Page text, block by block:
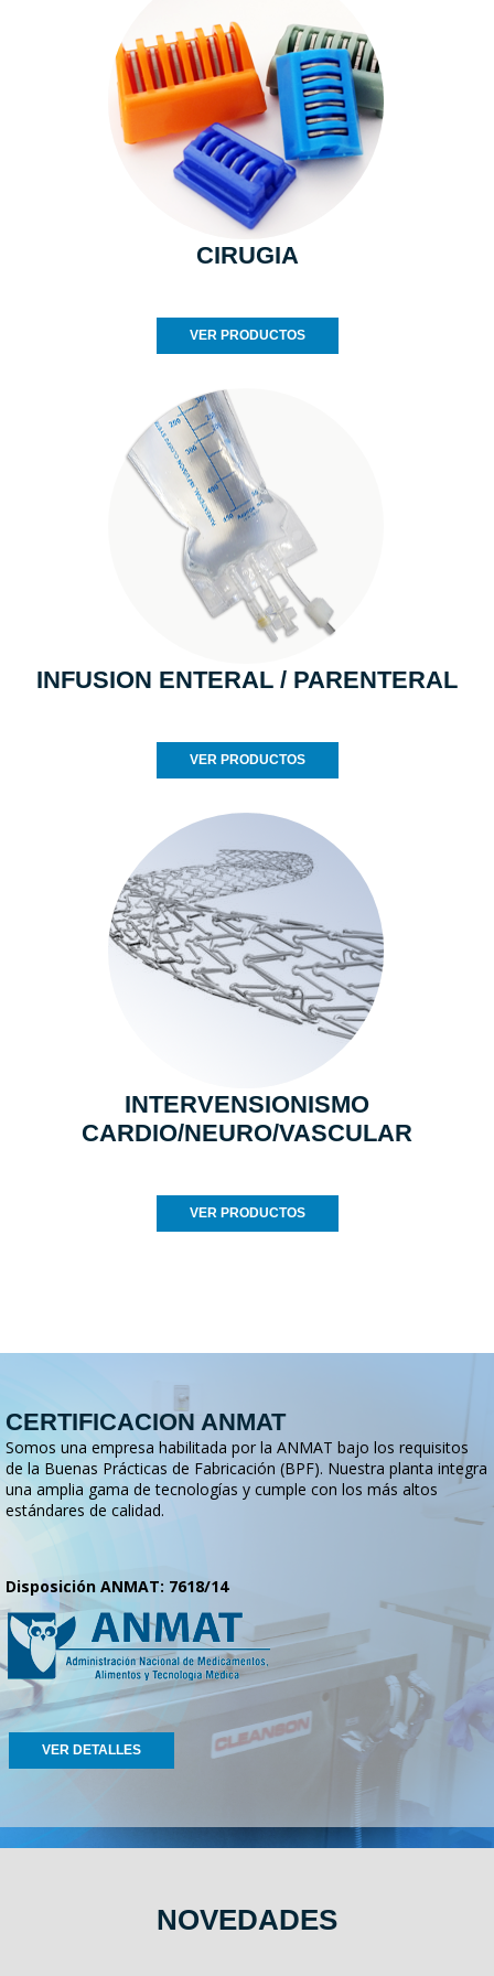
CIRUGIA
VER PRODUCTOS
INFUSION ENTERAL / PARENTERAL
VER PRODUCTOS
INTERVENSIONISMO
CARDIO/NEURO/VASCULAR
VER PRODUCTOS
CERTIFICACION ANMAT
Somos una empresa habilitada por la ANMAT bajo los requisitos
de la Buenas Prácticas de Fabricación (BPF). Nuestra planta integra
una amplia gama de tecnologías y cumple con los más altos
estándares de calidad.
Disposición ANMAT: 7618/14
VER DETALLES
NOVEDADES